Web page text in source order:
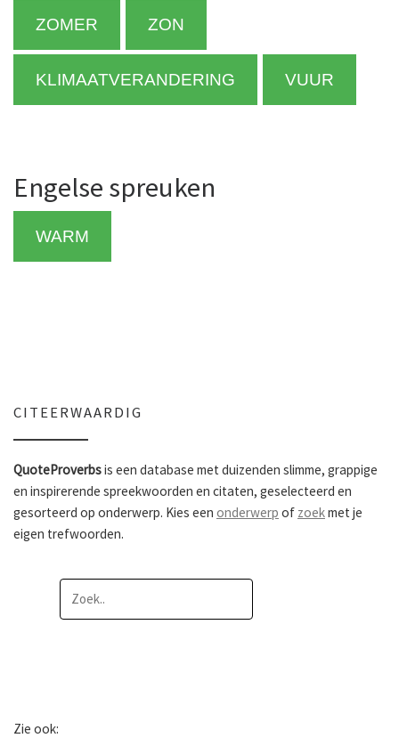
ZOMER ZON
KLIMAATVERANDERING VUUR
Engelse spreuken
WARM
CITEERWAARDIG
QuoteProverbsis een database met duizenden slimme, grappige
en inspirerende spreekwoorden en citaten, geselecteerd en
gesorteerd op onderwerp. Kies een onderwerp of zoekmet je
eigen trefwoorden.
Zie ook: